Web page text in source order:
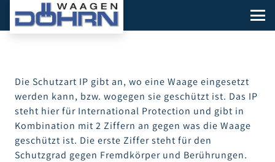
Die Schutzart IP gibt an, wo eine Waage eingesetzt
werden kann, bzw. wogegen sie geschützt ist. Das IP
steht hier für International Protection und gibt in
Kombination mit 2 Ziffern an gegen was die Waage
geschützt ist. Die erste Ziffer steht für den
Schutzgrad gegen Fremdkörper und Berührungen.